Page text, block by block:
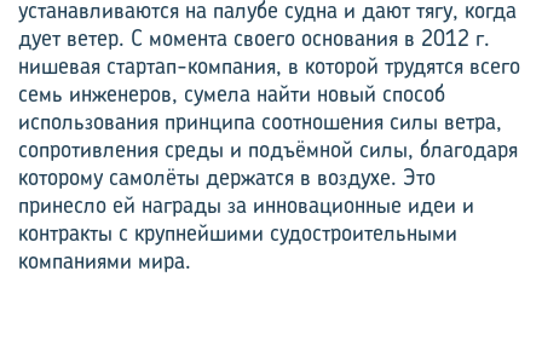
устанавливаются на палубе судна и дают тягу, когда
дует ветер. С момента своего основания в 2012 г.
нишевая стартап-компания, в которой трудятся всего
семь инженеров, сумела найти новый способ
использования принципа соотношения силы ветра,
сопротивления среды и подъёмной силы, благодаря
которому самолёты держатся в воздухе. Это
принесло ей награды за инновационные идеи и
контракты с крупнейшими судостроительными
компаниями мира.